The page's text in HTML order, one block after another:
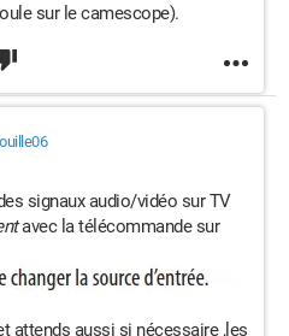
sur le camescope).
signaux audio/vidéo sur TV
avec la télécommande sur
attends aussi si nécessaire ,les